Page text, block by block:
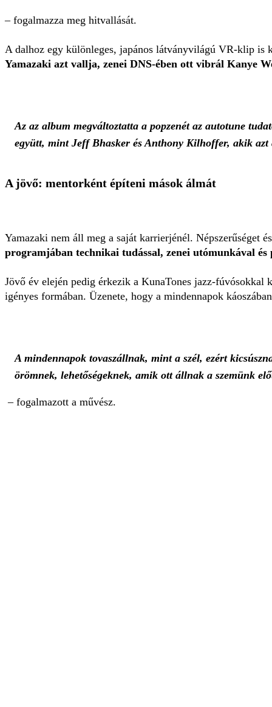
– fogalmazza meg hitvallását.
A dalhoz egy különleges, japános látványvilágú VR-klip is
Yamazaki azt vallja, zenei DNS-ében ott vibrál Kanye
Az az album megváltoztatta a popzenét az autotune
együtt, mint Jeff Bhasker és Anthony Kilhoffer, akik azt
A jövő: mentorként építeni mások álmát
Yamazaki nem áll meg a saját karrierjénél. Népszerűséget
programjában technikai tudással, zenei utómunkával
Jövő év elején pedig érkezik a KunaTones jazz-
igényes formában. Üzenete, hogy a mindennapok
A mindennapok tovaszállnak, mint a szél, ezért
örömnek, lehetőségeknek, amik ott állnak a szemünk
– fogalmazott a művész.